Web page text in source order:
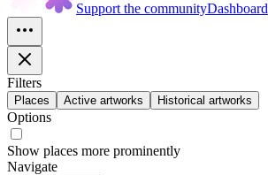
Support the communityDashboard
Filters
Places Active artworks Historical artworks
Options
Show places more prominently
Navigate